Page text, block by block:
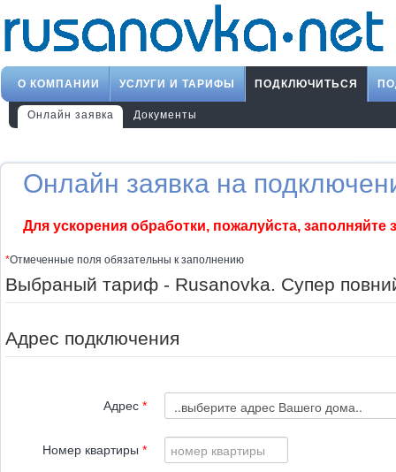
О КОМПАНИИ УСЛУГИ И ТАРИФЫ ПОДКЛЮЧИТЬСЯ
Онлайн заявка Документы
Онлайн заявка на
Для ускорения обработки, пожалуйста, заполняйте
*Отмеченные поля обязательны к заполнению
Выбраный тариф - Rusanovka. Супер
Адрес подключения
Адрес *
Номер квартиры *